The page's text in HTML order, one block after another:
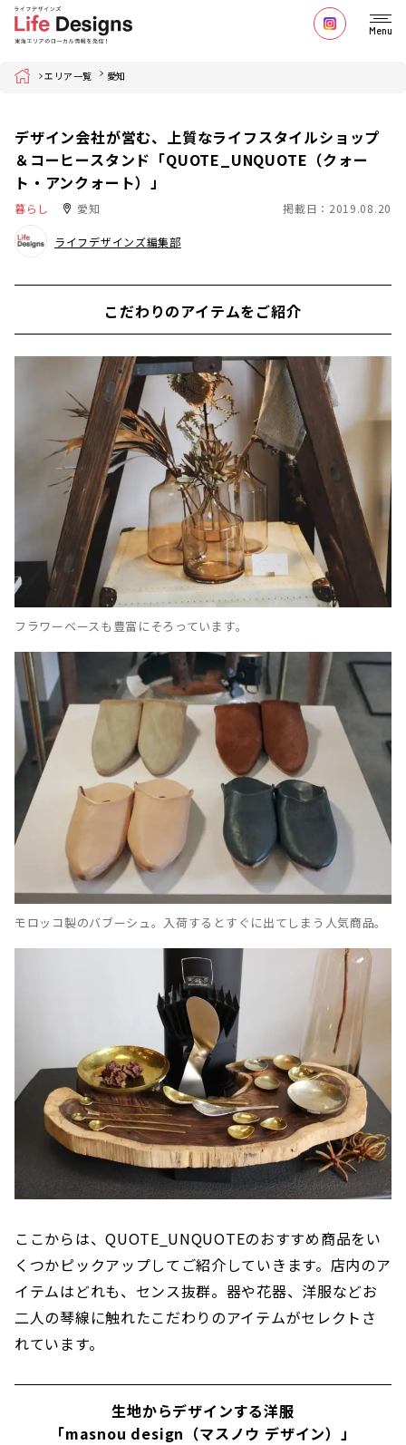
Menu
Home エリア一覧 愛知
デザイン会社が営む、上質なライフスタイルショップ
＆コーヒースタンド「QUOTE_UNQUOTE（クォー
ト・アンクォート）」
暮らし 愛知 掲載日：2019.08.20
ライフデザインズ編集部
こだわりのアイテムをご紹介
フラワーベースも豊富にそろっています。
モロッコ製のバブーシュ。入荷するとすぐに出てしまう人気商品。
ここからは、QUOTE_UNQUOTEのおすすめ商品をい
くつかピックアップしてご紹介していきます。店内のア
イテムはどれも、センス抜群。器や花器、洋服などお
二人の琴線に触れたこだわりのアイテムがセレクトさ
れています。
生地からデザインする洋服
「masnou design（マスノウ デザイン）」